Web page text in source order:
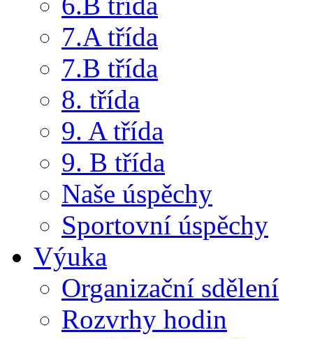
7.A třída
7.B třída
8. třída
9. A třída
9. B třída
Naše úspěchy
Sportovní úspěchy
Výuka
Organizační sdělení
Rozvrhy hodin